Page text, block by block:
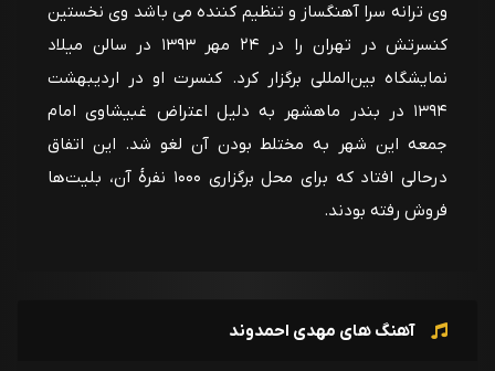
وی ترانه سرا آهنگساز و تنظیم کننده می باشد وی نخستین
کنسرتش در تهران را در ۲۴ مهر ۱۳۹۳ در سالن میلاد
نمایشگاه بین‌المللی برگزار کرد. کنسرت او در اردیبهشت
۱۳۹۴ در بندر ماهشهر به دلیل اعتراض غبیشاوی امام
جمعه این شهر به مختلط بودن آن لغو شد. این اتفاق
درحالی افتاد که برای محل برگزاری ۱۰۰۰ نفرهٔ آن، بلیت‌ها
فروش رفته بودند.
آهنگ های مهدی احمدوند